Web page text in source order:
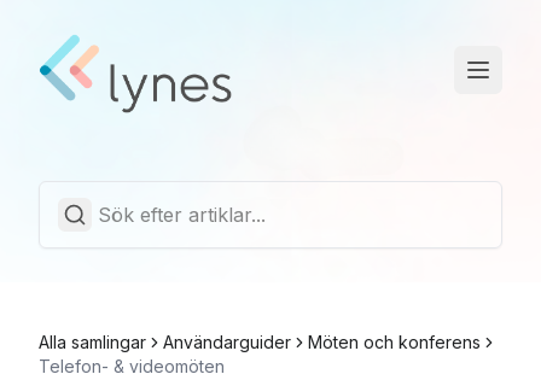
Alla samlingar Användarguider
Möten och konferens
Telefon- & videomöten